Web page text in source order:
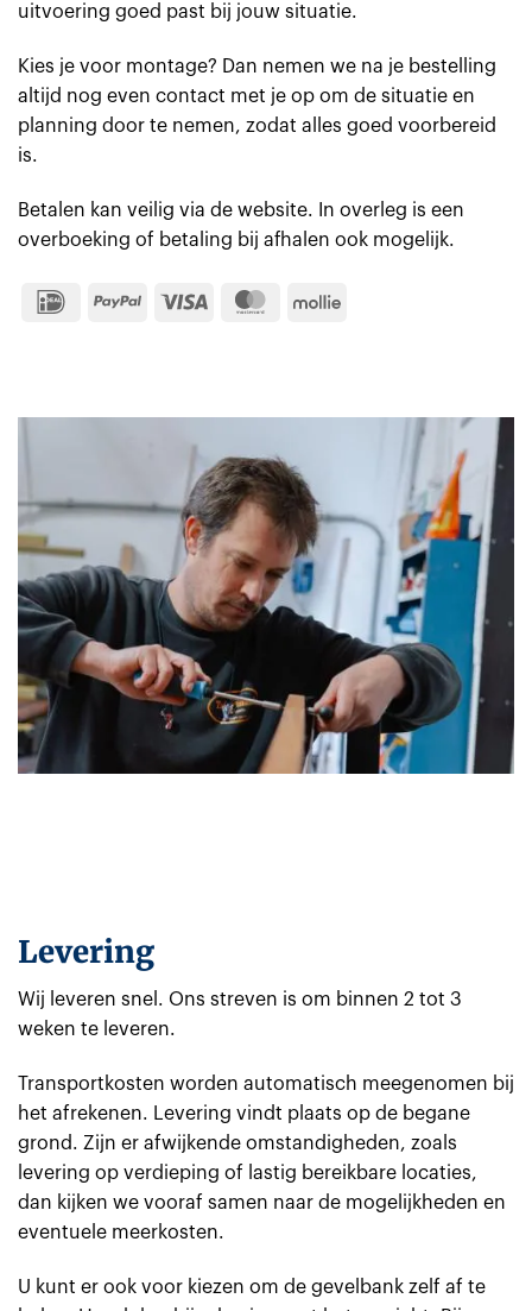
uitvoering goed past bij jouw situatie.
Kies je voor montage? Dan nemen we na je bestelling
altijd nog even contact met je op om de situatie en
planning door te nemen, zodat alles goed voorbereid
is.
Betalen kan veilig via de website. In overleg is een
overboeking of betaling bij afhalen ook mogelijk.
IDeal PayPal Visa MasterCard
Mollie
Levering
Wij leveren snel. Ons streven is om binnen 2 tot 3
weken te leveren.
Transportkosten worden automatisch meegenomen bij
het afrekenen. Levering vindt plaats op de begane
grond. Zijn er afwijkende omstandigheden, zoals
levering op verdieping of lastig bereikbare locaties,
dan kijken we vooraf samen naar de mogelijkheden en
eventuele meerkosten.
U kunt er ook voor kiezen om de gevelbank zelf af te